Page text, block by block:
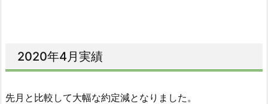
2020年4月実績
先月と比較して大幅な約定減となりました。